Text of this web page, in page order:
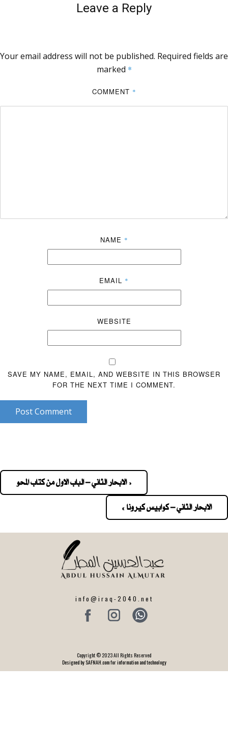
Leave a Reply
Your email address will not be published. Required fields are
marked *
COMMENT *
NAME *
EMAIL *
WEBSITE
SAVE MY NAME, EMAIL, AND WEBSITE IN THIS BROWSER
FOR THE NEXT TIME I COMMENT.
Post Comment
navigation
« الابحار الثاني – الباب الاول من كتاب المحو
الابحار الثاني – كوابيس كيرونا »
info@iraq-2040.net
Copyright © 2023 All Rights Reserved
Designed by SAFNAH.com for information and technology